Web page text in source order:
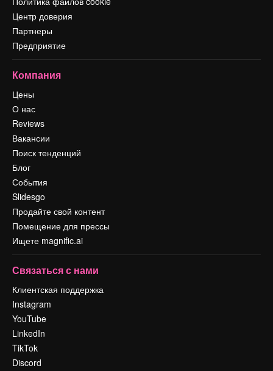
Центр доверия
Партнеры
Предприятие
Компания
Цены
О нас
Reviews
Вакансии
Поиск тенденций
Блог
События
Slidesgo
Продайте свой контент
Помещение для прессы
Ищете magnific.ai
Связаться с нами
Клиентская поддержка
Instagram
YouTube
LinkedIn
TikTok
Discord